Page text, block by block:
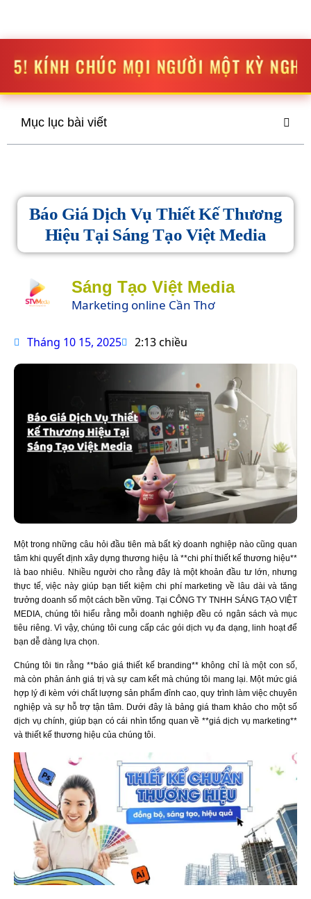
NGƯỜI MỘT KỲ NGHỈ LỄ THẬT VUI
Mục lục bài viết
Báo Giá Dịch Vụ Thiết Kế Thương
Hiệu Tại Sáng Tạo Việt Media
Sáng Tạo Việt Media
Marketing online Cần Thơ
Tháng 10 15, 2025 2:13 chiều
Một trong những câu hỏi đầu tiên mà bất kỳ doanh nghiệp nào cũng quan
tâm khi quyết định xây dựng thương hiệu là **chi phí thiết kế thương hiệu**
là bao nhiêu. Nhiều người cho rằng đây là một khoản đầu tư lớn, nhưng
thực tế, việc này giúp bạn tiết kiệm chi phí marketing về lâu dài và tăng
trưởng doanh số một cách bền vững. Tại CÔNG TY TNHH SÁNG TẠO VIỆT
MEDIA, chúng tôi hiểu rằng mỗi doanh nghiệp đều có ngân sách và mục
tiêu riêng. Vì vậy, chúng tôi cung cấp các gói dịch vụ đa dạng, linh hoạt để
bạn dễ dàng lựa chọn.
Chúng tôi tin rằng **báo giá thiết kế branding** không chỉ là một con số,
mà còn phản ánh giá trị và sự cam kết mà chúng tôi mang lại. Một mức giá
hợp lý đi kèm với chất lượng sản phẩm đỉnh cao, quy trình làm việc chuyên
nghiệp và sự hỗ trợ tận tâm. Dưới đây là bảng giá tham khảo cho một số
dịch vụ chính, giúp bạn có cái nhìn tổng quan về **giá dịch vụ marketing**
và thiết kế thương hiệu của chúng tôi.